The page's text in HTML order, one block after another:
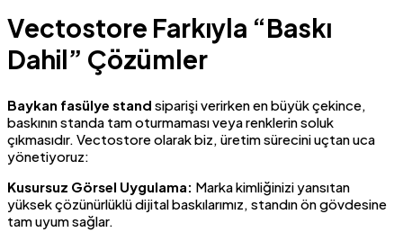
Vectostore Farkıyla “Baskı
Dahil” Çözümler
Baykan fasülye stand siparişi verirken en büyük çekince,
baskının standa tam oturmaması veya renklerin soluk
çıkmasıdır. Vectostore olarak biz, üretim sürecini uçtan uca
yönetiyoruz:
Kusursuz Görsel Uygulama: Marka kimliğinizi yansıtan
yüksek çözünürlüklü dijital baskılarımız, standın ön gövdesine
tam uyum sağlar.